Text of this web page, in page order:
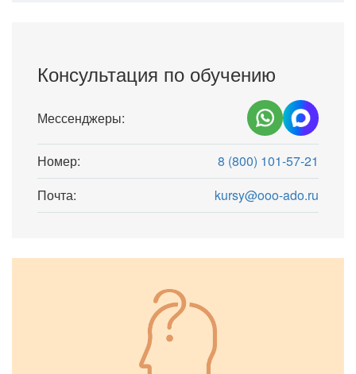
Консультация по обучению
Мессенджеры:
Номер:
8 (800) 101-57-21
Почта:
kursy@ooo-ado.ru